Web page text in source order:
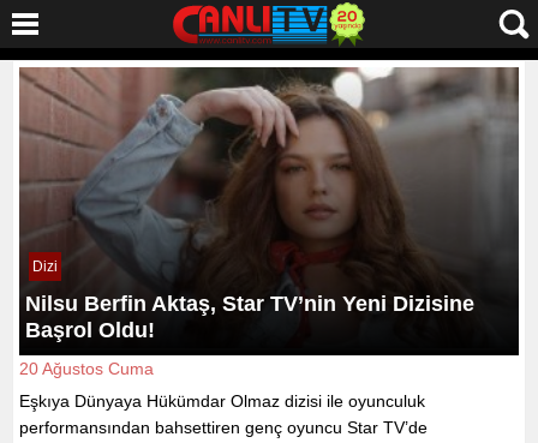
Dizi
Nilsu Berfin Aktaş, Star TV’nin Yeni Dizisine
Başrol Oldu!
20 Ağustos Cuma
Eşkıya Dünyaya Hükümdar Olmaz dizisi ile oyunculuk
performansından bahsettiren genç oyuncu Star TV’de